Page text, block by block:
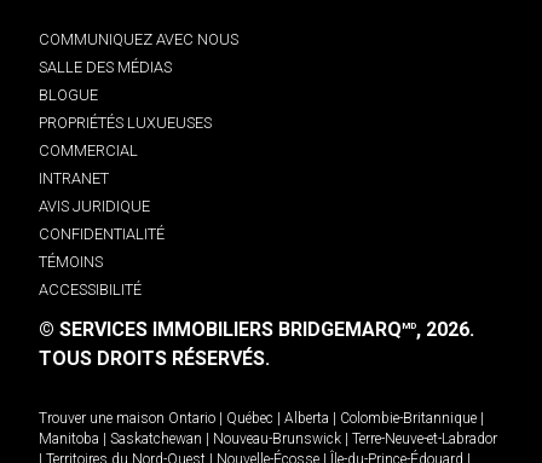
COMMUNIQUEZ AVEC NOUS
SALLE DES MÉDIAS
BLOGUE
PROPRIÉTÉS LUXUEUSES
COMMERCIAL
INTRANET
AVIS JURIDIQUE
CONFIDENTIALITÉ
TÉMOINS
ACCESSIBILITÉ
© SERVICES IMMOBILIERS BRIDGEMARQMD, 2026.
TOUS DROITS RÉSERVÉS.
Trouver une maison Ontario Québec Alberta Colombie-Britannique
Manitoba
Saskatchewan Nouveau-Brunswick
Terre-Neuve-et-Labrador
Territoires du Nord-Ouest Nouvelle-Écosse Île-du-Prince-Édouard